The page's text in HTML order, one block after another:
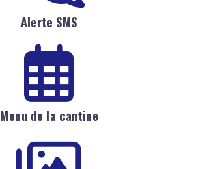
Alerte SMS
Menu de la cantine